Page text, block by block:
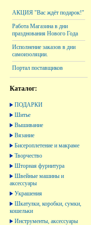
АКЦИЯ "Вас ждёт подарок!"
Работа Магазина в дни
празднования Нового Года
Исполнение заказов в дни
самоизоляции.
Портал поставщиков
Каталог:
ПОДАРКИ
Шитье
Вышивание
Вязание
Бисероплетение и макраме
Творчество
Шторная фурнитура
Швейные машины и
аксессуары
Украшения
Шкатулки, коробки, сумки,
кошельки
Инструменты, аксессуары